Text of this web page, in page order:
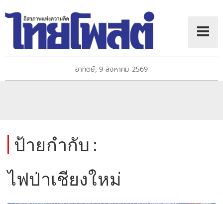
อาทิตย์, 9 สิงหาคม 2569
ป้ายกำกับ :
ไฟป่าเชียงใหม่